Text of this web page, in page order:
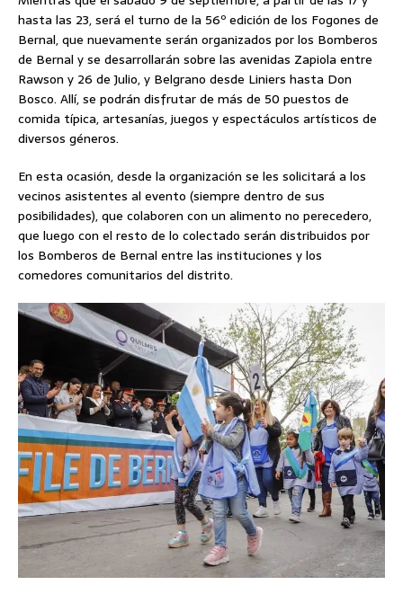
hasta las 23, será el turno de la 56º edición de los Fogones de
Bernal, que nuevamente serán organizados por los Bomberos
de Bernal y se desarrollarán sobre las avenidas Zapiola entre
Rawson y 26 de Julio, y Belgrano desde Liniers hasta Don
Bosco. Allí, se podrán disfrutar de más de 50 puestos de
comida típica, artesanías, juegos y espectáculos artísticos de
diversos géneros.
En esta ocasión, desde la organización se les solicitará a los
vecinos asistentes al evento (siempre dentro de sus
posibilidades), que colaboren con un alimento no perecedero,
que luego con el resto de lo colectado serán distribuidos por
los Bomberos de Bernal entre las instituciones y los
comedores comunitarios del distrito.